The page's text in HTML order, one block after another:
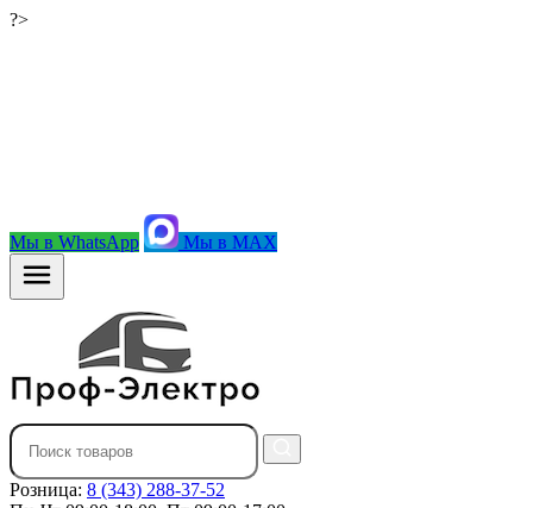
?>
Мы в WhatsApp Мы в MAX
Розница: 8 (343) 288-37-52